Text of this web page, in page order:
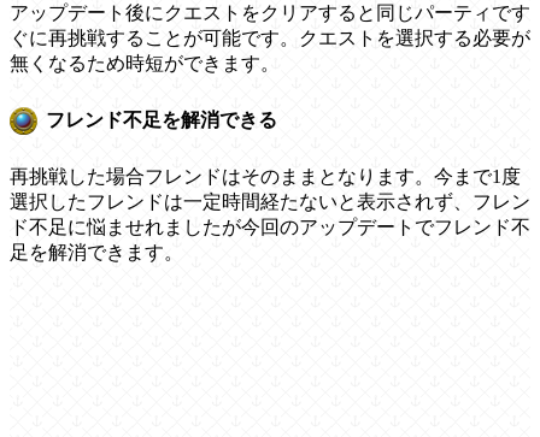
アップデート後にクエストをクリアすると同じパーティです
ぐに再挑戦することが可能です。クエストを選択する必要が
無くなるため時短ができます。
フレンド不足を解消できる
再挑戦した場合フレンドはそのままとなります。今まで1度
選択したフレンドは一定時間経たないと表示されず、フレン
ド不足に悩ませれましたが今回のアップデートでフレンド不
足を解消できます。